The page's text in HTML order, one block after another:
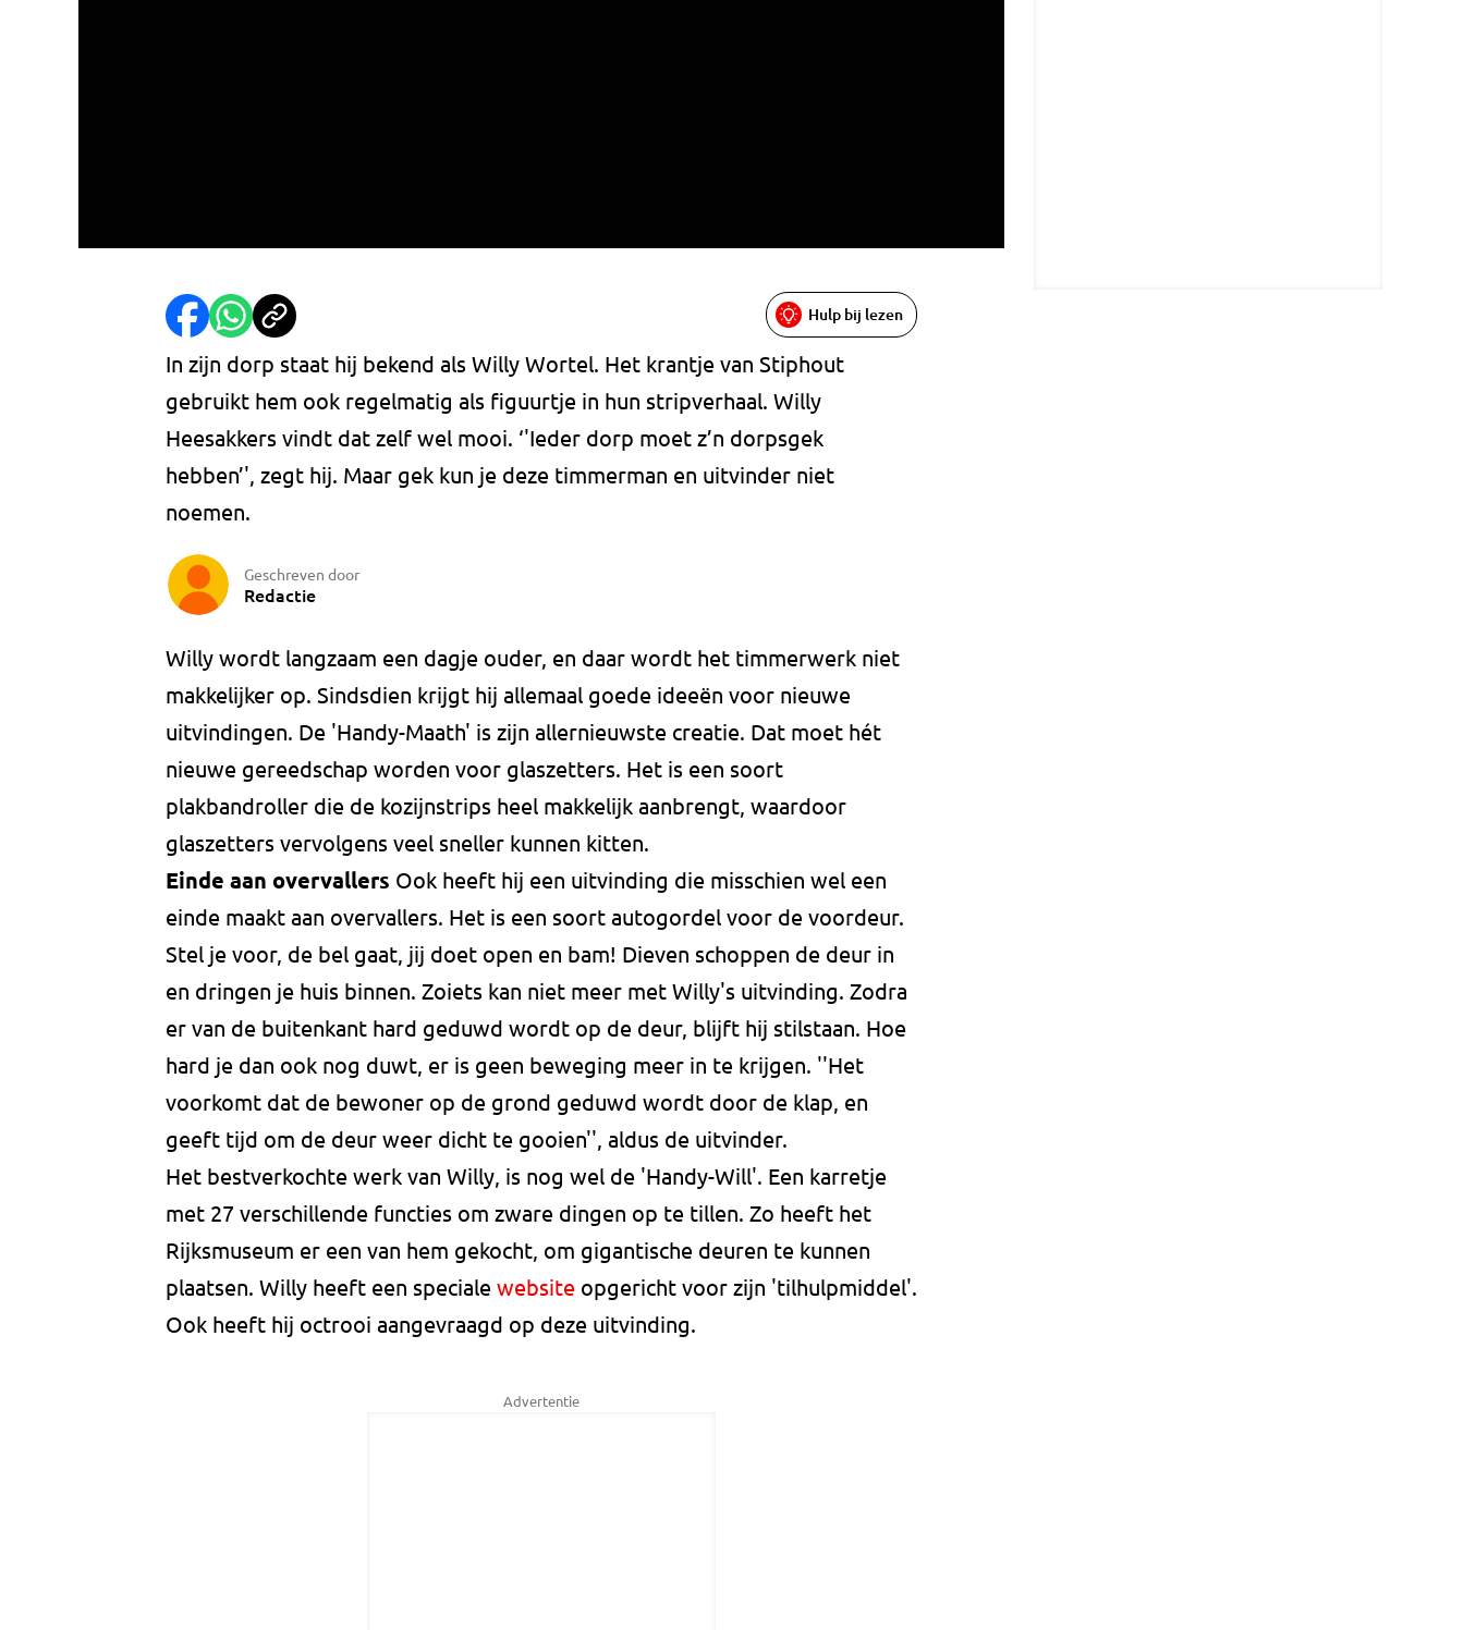
Hulp bij lezen
In zijn dorp staat hij bekend als Willy Wortel. Het krantje van Stiphout
gebruikt hem ook regelmatig als figuurtje in hun stripverhaal. Willy
Heesakkers vindt dat zelf wel mooi. ‘'Ieder dorp moet z’n dorpsgek
hebben’', zegt hij. Maar gek kun je deze timmerman en uitvinder niet
noemen.
Geschreven door
Redactie
Willy wordt langzaam een dagje ouder, en daar wordt het timmerwerk niet
makkelijker op. Sindsdien krijgt hij allemaal goede ideeën voor nieuwe
uitvindingen. De 'Handy-Maath' is zijn allernieuwste creatie. Dat moet hét
nieuwe gereedschap worden voor glaszetters. Het is een soort
plakbandroller die de kozijnstrips heel makkelijk aanbrengt, waardoor
glaszetters vervolgens veel sneller kunnen kitten.
Einde aan overvallers Ook heeft hij een uitvinding die misschien wel een
einde maakt aan overvallers. Het is een soort autogordel voor de voordeur.
Stel je voor, de bel gaat, jij doet open en bam! Dieven schoppen de deur in
en dringen je huis binnen. Zoiets kan niet meer met Willy's uitvinding. Zodra
er van de buitenkant hard geduwd wordt op de deur, blijft hij stilstaan. Hoe
hard je dan ook nog duwt, er is geen beweging meer in te krijgen. ''Het
voorkomt dat de bewoner op de grond geduwd wordt door de klap, en
geeft tijd om de deur weer dicht te gooien'', aldus de uitvinder.
Het bestverkochte werk van Willy, is nog wel de 'Handy-Will'. Een karretje
met 27 verschillende functies om zware dingen op te tillen. Zo heeft het
Rijksmuseum er een van hem gekocht, om gigantische deuren te kunnen
plaatsen. Willy heeft een speciale website opgericht voor zijn 'tilhulpmiddel'.
Ook heeft hij octrooi aangevraagd op deze uitvinding.
Advertentie